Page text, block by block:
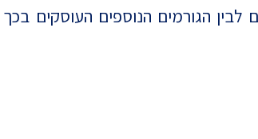
הגורמים הנוספים העוסקים בכך